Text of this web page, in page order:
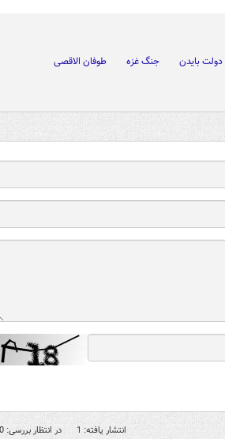
دولت بایدن جنگ غزه
طوفان الاقصی
انتشار یافته: 1 در انتظار بررسی: 0